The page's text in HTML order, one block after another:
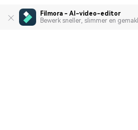
Filmora - AI-video-editor
Bewerk sneller, slimmer en